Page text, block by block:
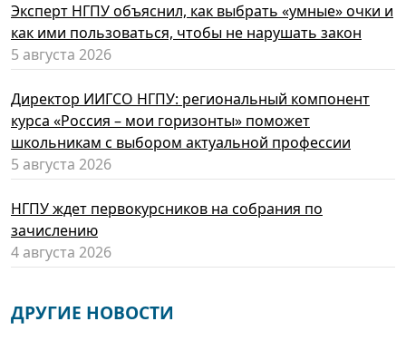
Эксперт НГПУ объяснил, как выбрать «умные» очки и
как ими пользоваться, чтобы не нарушать закон
5 августа 2026
Директор ИИГСО НГПУ: региональный компонент
курса «Россия – мои горизонты» поможет
школьникам с выбором актуальной профессии
5 августа 2026
НГПУ ждет первокурсников на собрания по
зачислению
4 августа 2026
ДРУГИЕ НОВОСТИ